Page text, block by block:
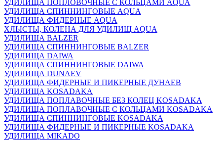
УДИЛИЩА ПОПЛОВОЧНЫЕ С КОЛЬЦАМИ AQUA
УДИЛИЩА СПИННИНГОВЫЕ AQUA
УДИЛИЩА ФИДЕРНЫЕ AQUA
ХЛЫСТЫ, КОЛЕНА ДЛЯ УДИЛИЩ AQUA
УДИЛИЩА BALZER
УДИЛИЩА СПИННИНГОВЫЕ BALZER
УДИЛИЩА DAIWA
УДИЛИЩА СПИННИНГОВЫЕ DAIWA
УДИЛИЩА DUNAEV
УДИЛИЩА ФИДЕРНЫЕ И ПИКЕРНЫЕ ДУНАЕВ
УДИЛИЩА KOSADAKA
УДИЛИЩА ПОПЛАВОЧНЫЕ БЕЗ КОЛЕЦ KOSADAKA
УДИЛИЩА ПОПЛАВОЧНЫЕ С КОЛЬЦАМИ KOSADAKA
УДИЛИЩА СПИННИНГОВЫЕ KOSADAKA
УДИЛИЩА ФИДЕРНЫЕ И ПИКЕРНЫЕ KOSADAKA
УДИЛИЩА MIKADO